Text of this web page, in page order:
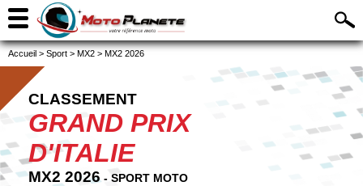
Accueil > Sport > MX2 > MX2 2026
CLASSEMENT
GRAND PRIX
D'ITALIE
MX2 2026- SPORT MOTO